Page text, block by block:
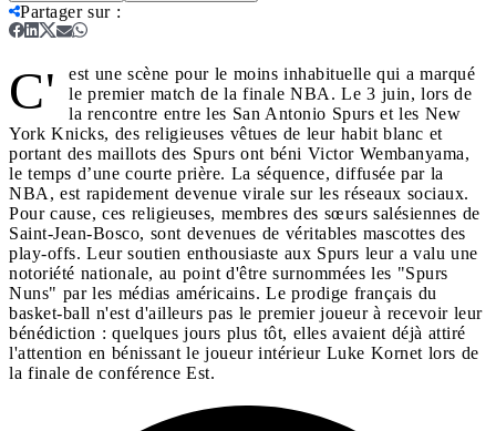
Partager sur:
C'
est une scène pour le moins inhabituelle qui a marqué
le premier match de la finale NBA. Le 3 juin, lors de
la rencontre entre les San Antonio Spurs et les New
York Knicks, des religieuses vêtues de leur habit blanc et
portant des maillots des Spurs ont béni Victor Wembanyama,
le temps d’une courte prière. La séquence, diffusée par la
NBA, est rapidement devenue virale sur les réseaux sociaux.
Pour cause, ces religieuses, membres des sœurs salésiennes de
Saint-Jean-Bosco, sont devenues de véritables mascottes des
play-offs. Leur soutien enthousiaste aux Spurs leur a valu une
notoriété nationale, au point d'être surnommées les "Spurs
Nuns" par les médias américains. Le prodige français du
basket-ball n'est d'ailleurs pas le premier joueur à recevoir leur
bénédiction : quelques jours plus tôt, elles avaient déjà attiré
l'attention en bénissant le joueur intérieur Luke Kornet lors de
la finale de conférence Est.